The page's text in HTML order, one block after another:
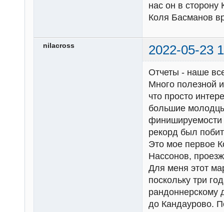
нас он в сторону
Коля Басманов
nilacross 2022-05-23
Отчеты - наше
Много полезной
что просто
большие
финишируемости
рекорд был
Это мое первое
Нассонов,
Для меня этот
поскольку три
рандоннерскому
до Кандаурово.